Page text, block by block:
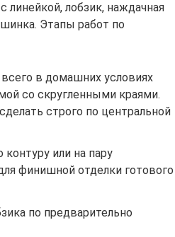
линейкой, лобзик, наждачная
Этапы работ по
в домашних условиях
со скругленными краями.
строго по центральной
или на пару
финишной отделки готового
по предварительно